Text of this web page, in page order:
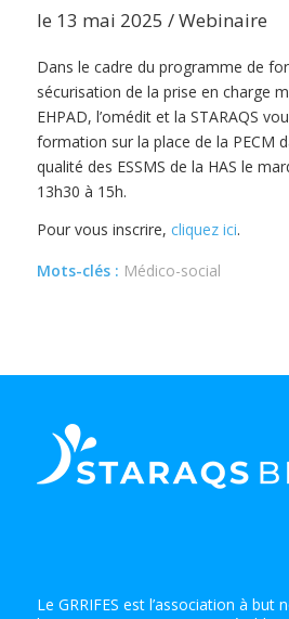
le 13 mai 2025 / Webinaire
Dans le cadre du programme de
sécurisation de la prise en charge
EHPAD, l’omédit et la STARAQS
formation sur la place de la PECM
qualité des ESSMS de la HAS le
13h30 à 15h.
Pour vous inscrire, cliquez ici.
Mots-clés : Médico-social
Le GRRIFES est l’association à